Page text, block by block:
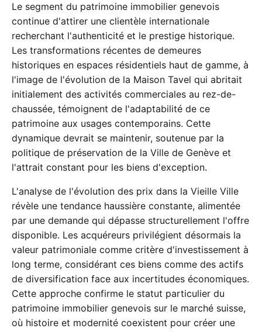
Le segment du patrimoine immobilier genevois
continue d'attirer une clientèle internationale
recherchant l'authenticité et le prestige historique.
Les transformations récentes de demeures
historiques en espaces résidentiels haut de gamme, à
l'image de l'évolution de la Maison Tavel qui abritait
initialement des activités commerciales au rez-de-
chaussée, témoignent de l'adaptabilité de ce
patrimoine aux usages contemporains. Cette
dynamique devrait se maintenir, soutenue par la
politique de préservation de la Ville de Genève et
l'attrait constant pour les biens d'exception.
L'analyse de l'évolution des prix dans la Vieille Ville
révèle une tendance haussière constante, alimentée
par une demande qui dépasse structurellement l'offre
disponible. Les acquéreurs privilégient désormais la
valeur patrimoniale comme critère d'investissement à
long terme, considérant ces biens comme des actifs
de diversification face aux incertitudes économiques.
Cette approche confirme le statut particulier du
patrimoine immobilier genevois sur le marché suisse,
où histoire et modernité coexistent pour créer une